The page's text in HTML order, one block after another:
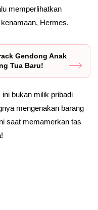
memperlihatkan
Hermes.
Gendong Anak
Tua Baru!
bukan milik pribadi
mengenakan barang
saat memamerkan tas